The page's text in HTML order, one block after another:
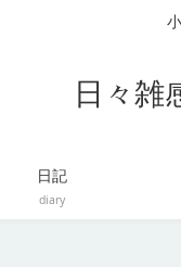
日々
日記
diary